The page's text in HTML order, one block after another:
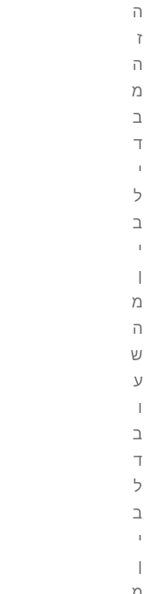
ה
ז
ה
מ
ב
ד
י
ל
ב
י
ן
מ
ה
ש
ע
ו
ב
ד
ל
ב
י
ן